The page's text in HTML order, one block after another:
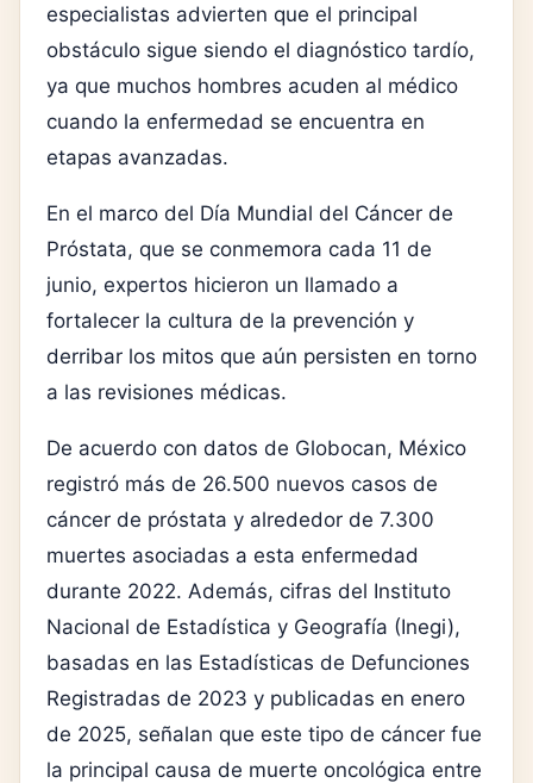
especialistas advierten que el principal
obstáculo sigue siendo el diagnóstico tardío,
ya que muchos hombres acuden al médico
cuando la enfermedad se encuentra en
etapas avanzadas.
En el marco del Día Mundial del Cáncer de
Próstata, que se conmemora cada 11 de
junio, expertos hicieron un llamado a
fortalecer la cultura de la prevención y
derribar los mitos que aún persisten en torno
a las revisiones médicas.
De acuerdo con datos de Globocan, México
registró más de 26.500 nuevos casos de
cáncer de próstata y alrededor de 7.300
muertes asociadas a esta enfermedad
durante 2022. Además, cifras del Instituto
Nacional de Estadística y Geografía (Inegi),
basadas en las Estadísticas de Defunciones
Registradas de 2023 y publicadas en enero
de 2025, señalan que este tipo de cáncer fue
la principal causa de muerte oncológica entre